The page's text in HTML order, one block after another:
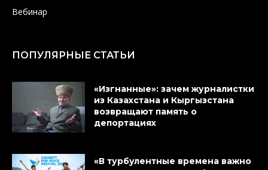
Вебинар
ПОПУЛЯРНЫЕ СТАТЬИ
«Изгнанные»: зачем журналистки
из Казахстана и Кыргызстана
возвращают память о
депортациях
«В турбулентные времена важно